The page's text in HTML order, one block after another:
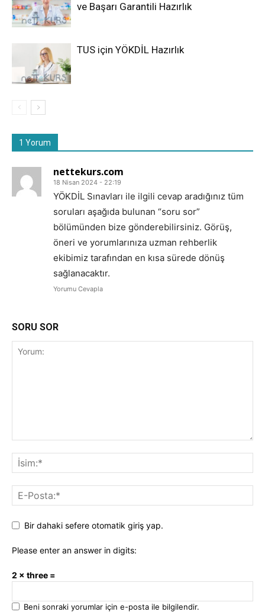
ve Başarı Garantili Hazırlık
TUS için YÖKDİL Hazırlık
1 Yorum
nettekurs.com
18 Nisan 2024 - 22:19
YÖKDİL Sınavları ile ilgili cevap aradığınız tüm
soruları aşağıda bulunan “soru sor”
bölümünden bize gönderebilirsiniz. Görüş,
öneri ve yorumlarınıza uzman rehberlik
ekibimiz tarafından en kısa sürede dönüş
sağlanacaktır.
Yorumu Cevapla
SORU SOR
Bir dahaki sefere otomatik giriş yap.
Please enter an answer in digits:
2 × three =
Beni sonraki yorumlar için e-posta ile bilgilendir.